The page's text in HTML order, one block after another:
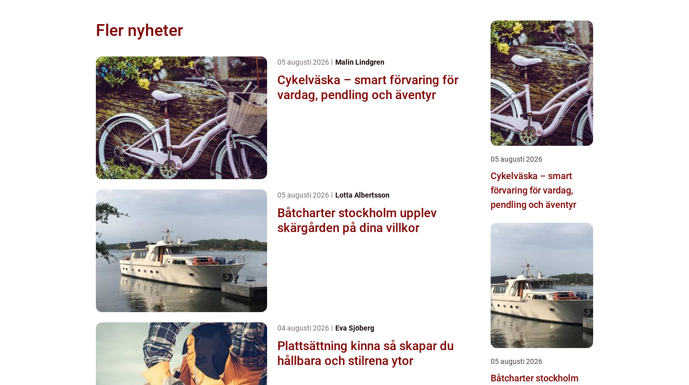
Fler nyheter
05 augusti 2026 Malin Lindgren
Cykelväska – smart förvaring för
vardag, pendling och äventyr
05 augusti 2026 Lotta Albertsson
Båtcharter stockholm upplev
skärgården på dina villkor
04 augusti 2026 Eva Sjöberg
Plattsättning kinna så skapar du
hållbara och stilrena ytor
05 augusti 2026
Cykelväska – smart
förvaring för vardag,
pendling och äventyr
05 augusti 2026
Båtcharter stockholm